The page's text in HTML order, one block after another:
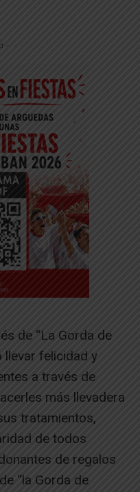
--
de “La Gorda de
llevar felicidad y
a través de
más llevadera
tratamientos,
de todos
de regalos
“la Gorda de